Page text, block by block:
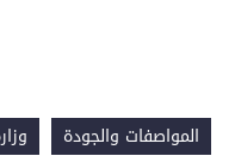
المواصفات والجودة